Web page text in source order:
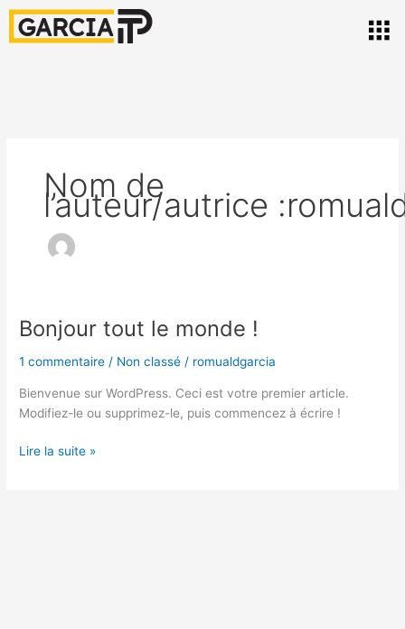
Aller
Nom de
l’auteur/autrice
Bonjour tout le monde !
1 commentaire / Non classé / romualdgarcia
Bienvenue sur WordPress. Ceci est votre premier article.
Modifiez-le ou supprimez-le, puis commencez à écrire !
Bonjour
le
Lire la suite »